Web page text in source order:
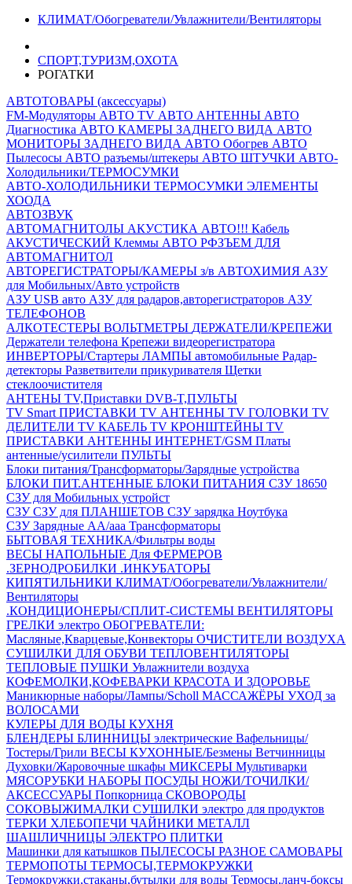
КЛИМАТ/Обогреватели/Увлажнители/Вентиляторы
СПОРТ,ТУРИЗМ,ОХОТА
РОГАТКИ
АВТОТОВАРЫ (аксессуары)
FM-Модуляторы АВТО TV АВТО АНТЕННЫ АВТО
Диагностика АВТО КАМЕРЫ ЗАДНЕГО ВИДА АВТО
МОНИТОРЫ ЗАДНЕГО ВИДА АВТО Обогрев АВТО
Пылесосы АВТО разъемы/штекеры АВТО ШТУЧКИ АВТО-
Холодильники/ТЕРМОСУМКИ
АВТО-ХОЛОДИЛЬНИКИ ТЕРМОСУМКИ ЭЛЕМЕНТЫ
ХООДА
АВТОЗВУК
АВТОМАГНИТОЛЫ АКУСТИКА АВТО!!! Кабель
АКУСТИЧЕСКИЙ Клеммы АВТО РФЗЪЕМ ДЛЯ
АВТОМАГНИТОЛ
АВТОРЕГИСТРАТОРЫ/КАМЕРЫ з/в АВТОХИМИЯ АЗУ
для Мобильных/Авто устройств
АЗУ USB авто АЗУ для радаров,авторегистраторов АЗУ
ТЕЛЕФОНОВ
АЛКОТЕСТЕРЫ ВОЛЬТМЕТРЫ ДЕРЖАТЕЛИ/КРЕПЕЖИ
Держатели телефона Крепежи видеорегистратора
ИНВЕРТОРЫ/Стартеры ЛАМПЫ автомобильные Радар-
детекторы Разветвители прикуривателя Щетки
стеклоочистителя
АНТЕНЫ ТV,Приставки DVB-T,ПУЛЬТЫ
TV Smart ПРИСТАВКИ TV АНТЕННЫ TV ГОЛОВКИ TV
ДЕЛИТЕЛИ TV КАБЕЛЬ TV КРОНШТЕЙНЫ TV
ПРИСТАВКИ АНТЕННЫ ИНТЕРНЕТ/GSM Платы
антенные/усилители ПУЛЬТЫ
Блоки питания/Трансформаторы/Зарядные устройства
БЛОКИ ПИТ.АНТЕННЫЕ БЛОКИ ПИТАНИЯ СЗУ 18650
СЗУ для Мобильных устройст
СЗУСЗУ для ПЛАНШЕТОВ СЗУ зарядка Ноутбука
СЗУ Зарядные АА/ааа Трансформаторы
БЫТОВАЯ ТЕХНИКА/Фильтры воды
ВЕСЫ НАПОЛЬНЫЕ Для ФЕРМЕРОВ
.ЗЕРНОДРОБИЛКИ .ИНКУБАТОРЫ
КИПЯТИЛЬНИКИ КЛИМАТ/Обогреватели/Увлажнители/
Вентиляторы
.КОНДИЦИОНЕРЫ/СПЛИТ-СИСТЕМЫ ВЕНТИЛЯТОРЫ
ГРЕЛКИ электро ОБОГРЕВАТЕЛИ:
Масляные,Кварцевые,Конвекторы ОЧИСТИТЕЛИ ВОЗДУХА
СУШИЛКИ ДЛЯ ОБУВИ ТЕПЛОВЕНТИЛЯТОРЫ
ТЕПЛОВЫЕ ПУШКИ Увлажнители воздуха
КОФЕМОЛКИ,КОФЕВАРКИ КРАСОТА И ЗДОРОВЬЕ
Маникюрные наборы/Лампы/Scholl МАССАЖЁРЫ УХОД за
ВОЛОСАМИ
КУЛЕРЫ ДЛЯ ВОДЫ КУХНЯ
БЛЕНДЕРЫ БЛИННИЦЫ электрические Вафельницы/
Тостеры/Грили ВЕСЫ КУХОННЫЕ/Безмены Ветчинницы
Духовки/Жаровочные шкафы МИКСЕРЫ Мультиварки
МЯСОРУБКИ НАБОРЫ ПОСУДЫ НОЖИ/ТОЧИЛКИ/
АКСЕССУАРЫ Попкорница СКОВОРОДЫ
СОКОВЫЖИМАЛКИ СУШИЛКИ электро для продуктов
ТЕРКИ ХЛЕБОПЕЧИ ЧАЙНИКИ МЕТАЛЛ
ШАШЛИЧНИЦЫ ЭЛЕКТРО ПЛИТКИ
Машинки для катышков ПЫЛЕСОСЫ РАЗНОЕ САМОВАРЫ
ТЕРМОПОТЫ ТЕРМОСЫ,ТЕРМОКРУЖКИ
Термокружки,стаканы,бутылки для воды Термосы,ланч-боксы